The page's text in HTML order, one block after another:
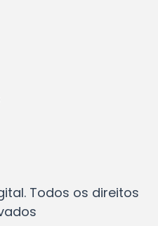
Todos os direitos